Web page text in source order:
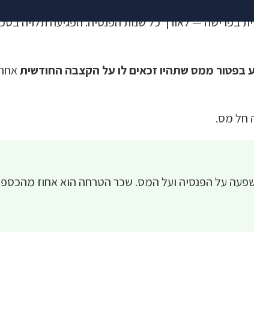
בפרישה — לאורך כל שנות הפנסיה. הפגיעה תלויה
בפטור ממס שתהיו זכאים לו על הקצבה החודשית
חל מס.
על הפנסיה ועל המס. שכר הטרחה הוא אחוז